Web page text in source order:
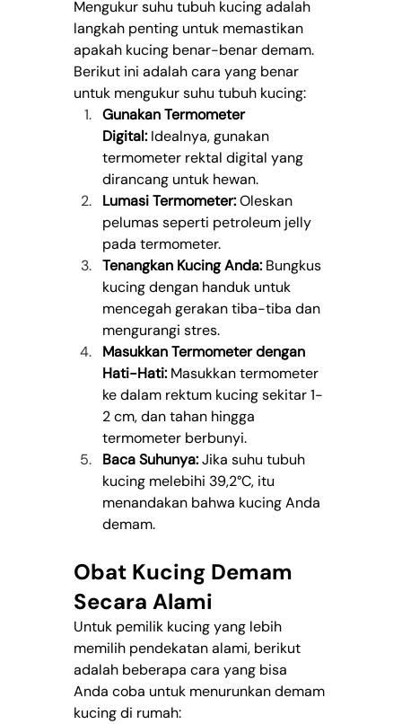
Mengukur suhu tubuh kucing adalah
langkah penting untuk memastikan
apakah kucing benar-benar demam.
Berikut ini adalah cara yang benar
untuk mengukur suhu tubuh kucing:
Gunakan Termometer
Digital: Idealnya, gunakan
termometer rektal digital yang
dirancang untuk hewan.
Lumasi Termometer: Oleskan
pelumas seperti petroleum jelly
pada termometer.
Tenangkan Kucing Anda: Bungkus
kucing dengan handuk untuk
mencegah gerakan tiba-tiba dan
mengurangi stres.
Masukkan Termometer dengan
Hati-Hati: Masukkan termometer
ke dalam rektum kucing sekitar 1-
2 cm, dan tahan hingga
termometer berbunyi.
Baca Suhunya: Jika suhu tubuh
kucing melebihi 39,2°C, itu
menandakan bahwa kucing Anda
demam.
Obat Kucing Demam
Secara Alami
Untuk pemilik kucing yang lebih
memilih pendekatan alami, berikut
adalah beberapa cara yang bisa
Anda coba untuk menurunkan demam
kucing di rumah: